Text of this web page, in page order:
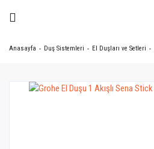
Anasayfa Duş Sistemleri El Duşları ve Setleri